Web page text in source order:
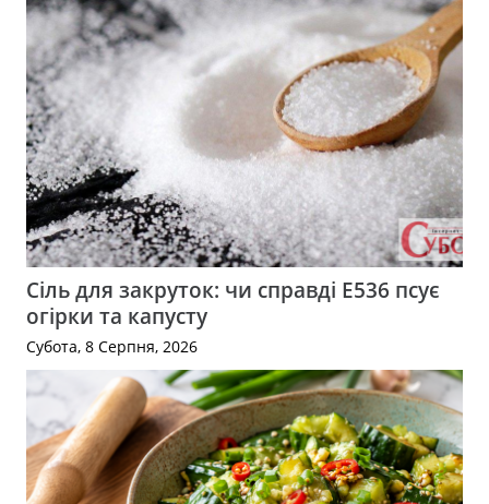
Сіль для закруток: чи справді Е536 псує
огірки та капусту
Субота, 8 Серпня, 2026